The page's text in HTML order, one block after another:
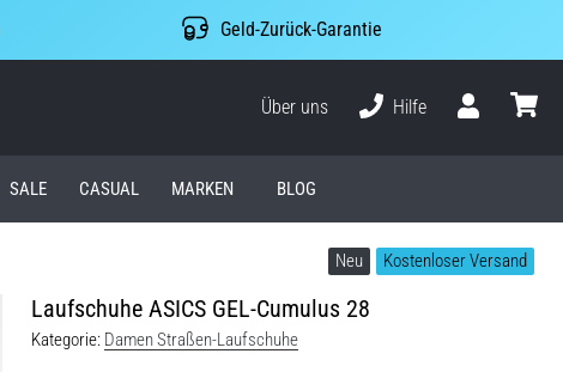
Geld-Zurück-Garantie
Über uns
Hilfe
SALE CASUAL MARKEN BLOG
Neu Kostenloser Versand
Laufschuhe ASICS GEL-Cumulus 28
Kategorie: Damen Straßen-Laufschuhe